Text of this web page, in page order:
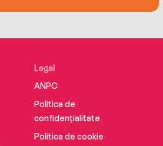
Legal
ANPC
Politica de
confidențialitate
Politica de cookie